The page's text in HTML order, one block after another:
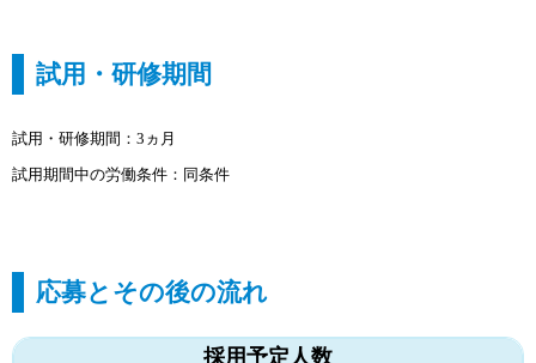
試用・研修期間
試用・研修期間：3ヵ月
試用期間中の労働条件：同条件
応募とその後の流れ
採用予定人数